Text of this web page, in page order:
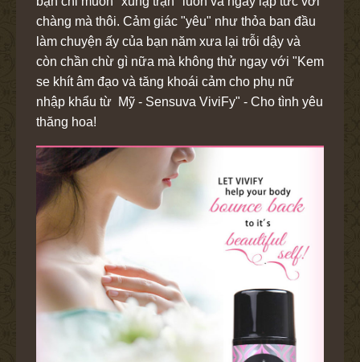
chàng mà thôi. Cảm giác "yêu" như thỏa ban đầu
làm chuyện ấy của bạn năm xưa lại trỗi dậy và
còn chần chừ gì nữa mà không thử ngay với "Kem
se khít âm đạo và tăng khoái cảm cho phụ nữ
nhập khẩu từ Mỹ - Sensuva ViviFy" - Cho tình yêu
thăng hoa!